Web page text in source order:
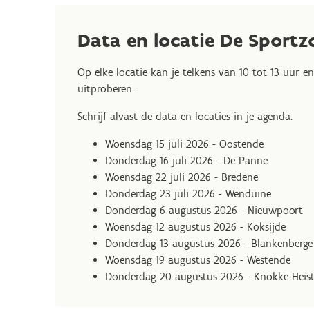
Data en locatie De
Op elke locatie kan je telkens van 10 tot 13 uur
uitproberen.
Schrijf alvast de data en locaties in je agenda:
Woensdag 15 juli 2026 - Oostende
Donderdag 16 juli 2026 - De Panne
Woensdag 22 juli 2026 - Bredene
Donderdag 23 juli 2026 - Wenduine
Donderdag 6 augustus 2026 - Nieuwpoort
Woensdag 12 augustus 2026 - Koksijde
Donderdag 13 augustus 2026 - Blankenberge
Woensdag 19 augustus 2026 - Westende
Donderdag 20 augustus 2026 - Knokke-Heist